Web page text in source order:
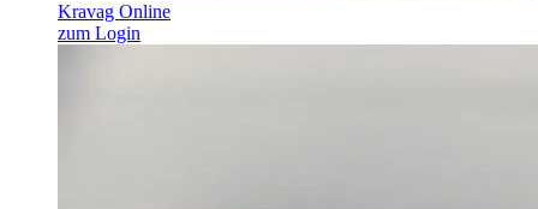
Kravag Online
zum Login